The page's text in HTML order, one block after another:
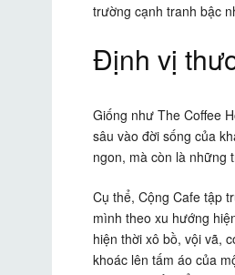
trường cạnh tranh bậc
Định vị
Giống như The Coffee
sâu vào đời sống của
ngon, mà còn là những
Cụ thể, Cộng Cafe tập
mình theo xu hướng
hiện thời xô bồ, vội vã,
khoác lên tấm áo của